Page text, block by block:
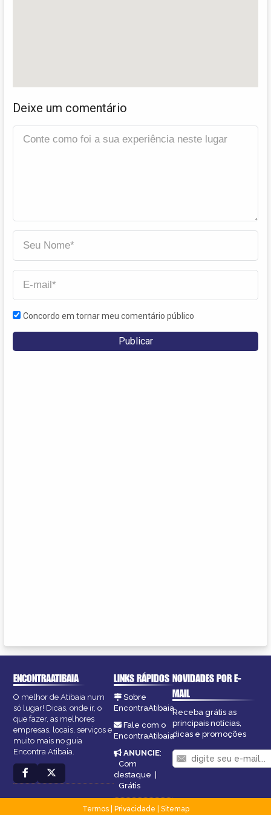
Deixe um comentário
Concordo em tornar meu comentário público
ENCONTRAATIBAIA
O melhor de Atibaia num
só lugar! Dicas, onde ir, o
que fazer, as melhores
empresas, locais, serviços e
muito mais no guia
Encontra Atibaia.
LINKS RÁPIDOS
Sobre
EncontraAtibaia
Fale com o
EncontraAtibaia
ANUNCIE:
Com
destaque |
Grátis
NOVIDADES POR E-
MAIL
Receba grátis as
principais notícias,
dicas e promoções
Termos| Privacidade
Sitemap